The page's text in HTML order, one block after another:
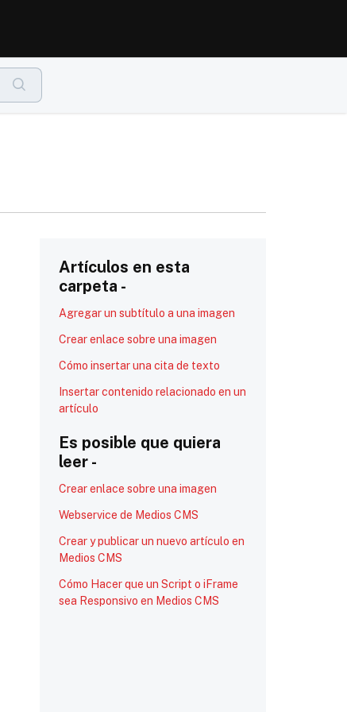
Artículos en esta
carpeta -
Agregar un subtítulo a una imagen
Crear enlace sobre una imagen
Cómo insertar una cita de texto
Insertar contenido relacionado en un
artículo
Es posible que quiera
leer -
Crear enlace sobre una imagen
Webservice de Medios CMS
Crear y publicar un nuevo artículo en
Medios CMS
Cómo Hacer que un Script o iFrame
sea Responsivo en Medios CMS